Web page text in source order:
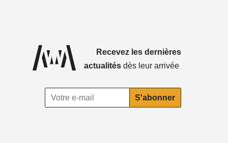
Recevez les dernières
actualités dès leur arrivée